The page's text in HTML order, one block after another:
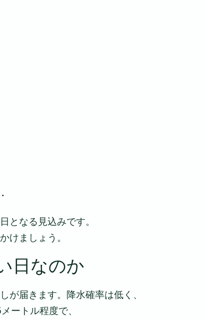
となる見込みです。
けましょう。
日なのか
が届きます。降水確率は低く、
ートル程度で、